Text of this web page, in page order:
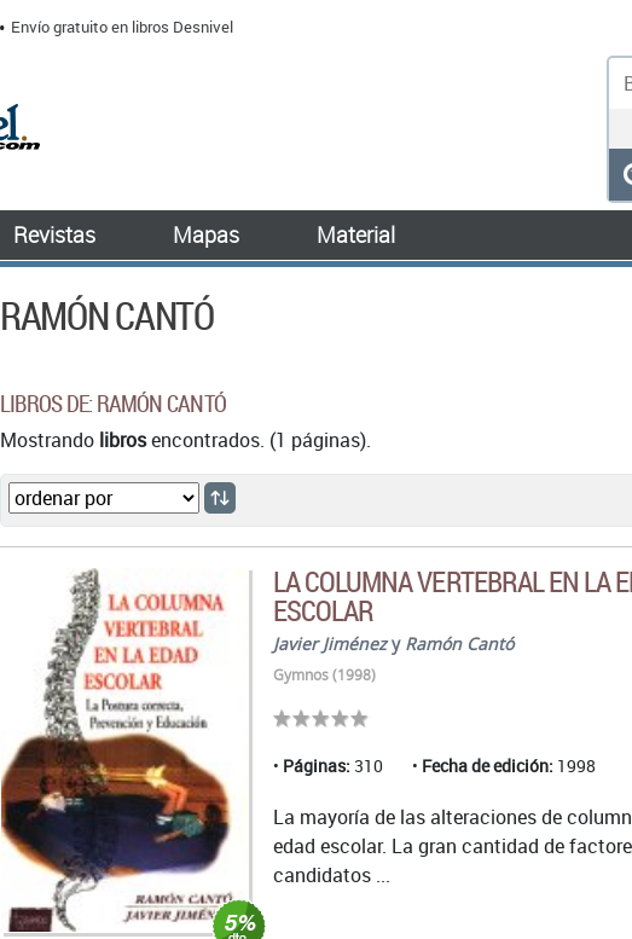
Envío gratuito en libros Desnivel
Revistas Mapas Material
RAMÓN CANTÓ
LIBROS DE: RAMÓN CANTÓ
Mostrando librosencontrados. (1 páginas).
LA COLUMNA VERTEBRAL EN LA
ESCOLAR
Javier Jiménezy Ramón Cantó
Gymnos (1998)
Páginas: 310 Fecha de edición: 1998
La mayoría de las alteraciones de
edad escolar. La gran cantidad de
candidatos ...